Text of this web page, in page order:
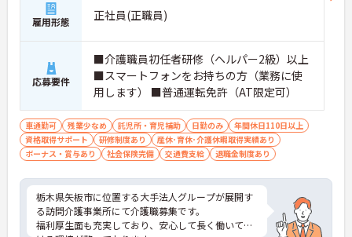
雇用形態 正社員(正職員)
応募要件
■介護職員初任者研修（ヘルパー2級）以上
■スマートフォンをお持ちの方（業務に使
用します） ■普通運転免許（AT限定可）
車通勤可 残業少なめ 託児所・育児補助 日勤のみ
年間休日110日以上
資格取得サポート
研修制度あり
産休･育休･介護休暇取得実績あり
ボーナス・賞与あり
社会保険完備 交通費支給 退職金制度あり
栃木県矢板市に位置する大手法人グループが展開す
る訪問介護事業所にて介護職募集です。
福利厚生面も充実しており、安心して長く働いて頂